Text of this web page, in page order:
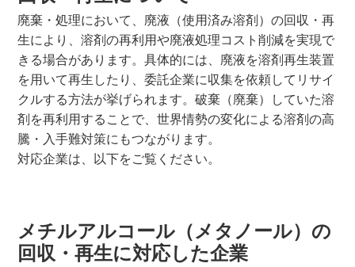
廃棄・処理において、廃液（使用済み溶剤）の回収・再
生により、溶剤の再利用や廃液処理コスト削減を実現で
きる場合があります。具体的には、廃液を溶剤再生装置
を用いて再生したり、委託企業に収集を依頼してリサイ
クルする方法が挙げられます。破棄（廃棄）していた溶
剤を再利用することで、世界情勢の変化による溶剤の高
騰・入手難対策にもつながります。
対応企業は、以下をご覧ください。
メチルアルコール（メタノール）の
回収・再生に対応した企業